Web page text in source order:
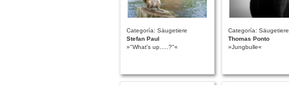
Categoría: Säugetiere
Stefan Paul
»"What's up.....?"«
Categoría: Säugetiere
Thomas Ponto
»Jungbulle«